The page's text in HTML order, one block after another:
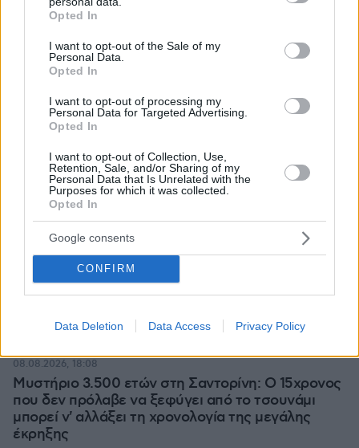
grant or deny consent to Google and its third-party tags to
use your data for below specified purposes in below Google
consent section.
Opted In
I want to opt-out of the Sale of my
Personal Data.
Opted In
I want to opt-out of processing my
Personal Data for Targeted Advertising.
Opted In
I want to opt-out of Collection, Use,
Retention, Sale, and/or Sharing of my
Personal Data that Is Unrelated with the
Purposes for which it was collected.
Opted In
Google consents
CONFIRM
Data Deletion Data Access Privacy Policy
Μυστήριο 3.500 ετών στη Σαντορίνη: Ο 15χρονος
που δεν πρόλαβε να ξεφύγει από το τσουνάμι
μπορεί ν' αλλάξει τη χρονολογία της μεγάλης
έκρηξης
08.08.2026, 18:08